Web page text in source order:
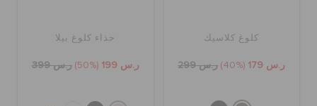
كلوغ كلاسيك
ر.س 179 (40%) ر.س 299
حذاء كلوغ بيلا
ر.س 199 (50%) ر.س 399